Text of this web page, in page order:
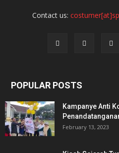
Contact us:
POPULAR POSTS
Kampanye Anti
February 13, 2023